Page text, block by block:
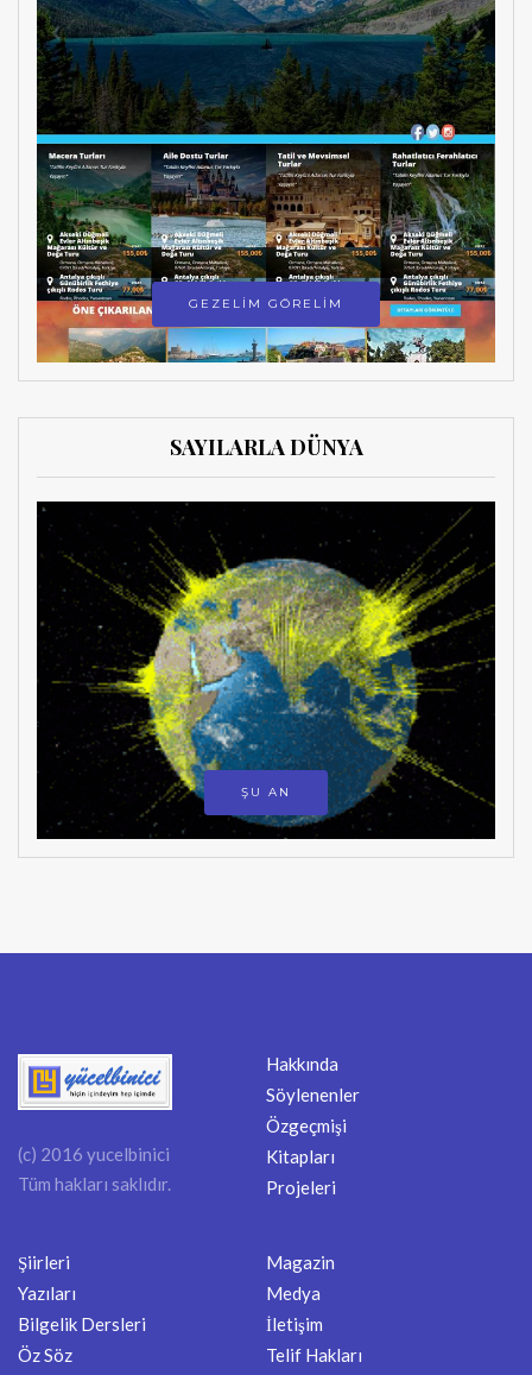
GEZELİM GÖRELİM
SAYILARLA DÜNYA
ŞU AN
(c) 2016 yucelbinici
Tüm hakları saklıdır.
Hakkında
Söylenenler
Özgeçmişi
Kitapları
Projeleri
Şiirleri
Yazıları
Bilgelik Dersleri
Öz Söz
Magazin
Medya
İletişim
Telif Hakları